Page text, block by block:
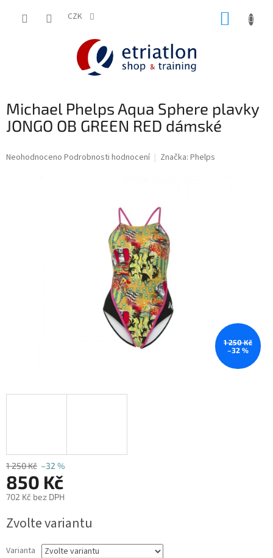
CZK
Michael Phelps Aqua Sphere plavky
JONGO OB GREEN RED dámské
Průměrné
Neohodnoceno Podrobnosti hodnocení Značka: Phelps
1 250 Kč
–32 %
1 250 Kč –32 %
850 Kč
702 Kč bez DPH
cena:
Zvolte variantu
Varianta
shop.etriatlon.cz - Chat